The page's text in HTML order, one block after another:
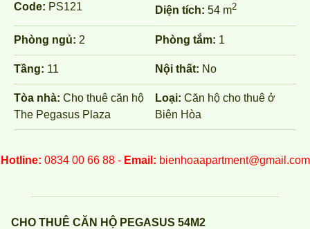
Code: PS121 Diện tích: 54 m2
Phòng ngủ: 2 Phòng tắm: 1
Tầng: 11 Nội thất: No
Tòa nhà: Cho thuê căn hộ
The Pegasus Plaza
Loại: Căn hộ cho thuê ở
Biên Hòa
Hotline: 0834 00 66 88 - Email: bienhoaapartment@gmail.com
CHO THUÊ CĂN HỘ PEGASUS 54M2